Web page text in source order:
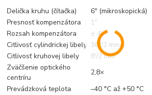
Delička kruhu (čítačka)
6ʺ (mikroskopická)
Presnosť kompenzátora
1ʺ
Rozsah kompenzátora
± 4′
Citlivosť cylindrickej libely 30ʺ/2 mm
Citlivosť kruhovej libely
8′/2 mm
Zväčšenie optického
centríru
2,8×
Prevádzková teplota
–40 °C až +50 °C